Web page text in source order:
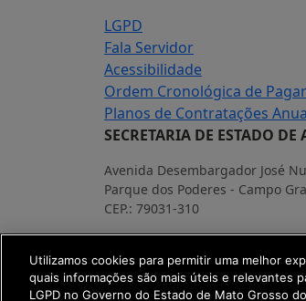
LGPD
Fala Servidor
Acessibilidade
Ordem Cronológica de
Planos de Contratações
SECRETARIA DE ESTADO
Avenida Desembargador José
Parque dos Poderes - Campo
CEP.: 79031-310
SETDIG | Secretaria-
Utilizamos cookies para permitir uma melhor
quais informações são mais úteis e relevantes
LGPD no Governo do Estado de Mato Grosso